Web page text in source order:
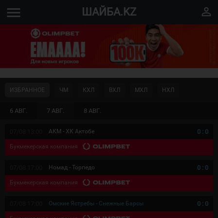
menu ШАЙБА.KZ perm_identity
6 АВГ. 7 АВГ. 8 АВГ.
ИЗБРАННОЕ ЧМ КХЛ ВХЛ МХЛ НХЛ
АКМ - ХК Актобе 0 : 0
Букмекерская компания
Номад - Торпедо 0 : 0
Букмекерская компания
Омские Ястребы - Снежные Барсы 0 : 0